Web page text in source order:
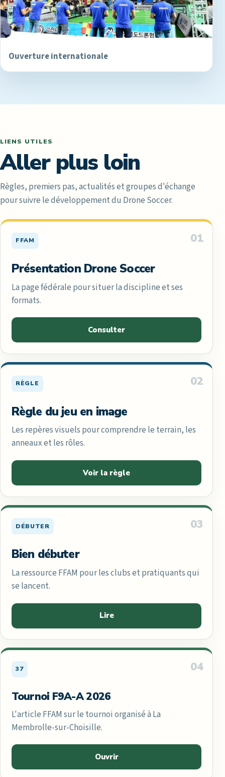
Ouverture internationale
LIENS UTILES
Aller plus loin
Règles, premiers pas, actualités et groupes d'échange
pour suivre le développement du Drone Soccer.
01
FFAM
Présentation Drone Soccer
La page fédérale pour situer la discipline et ses
formats.
Consulter
02
RÈGLE
Règle du jeu en image
Les repères visuels pour comprendre le terrain, les
anneaux et les rôles.
Voir la règle
03
DÉBUTER
Bien débuter
La ressource FFAM pour les clubs et pratiquants qui
se lancent.
Lire
04
37
Tournoi F9A-A 2026
L'article FFAM sur le tournoi organisé à La
Membrolle-sur-Choisille.
Ouvrir